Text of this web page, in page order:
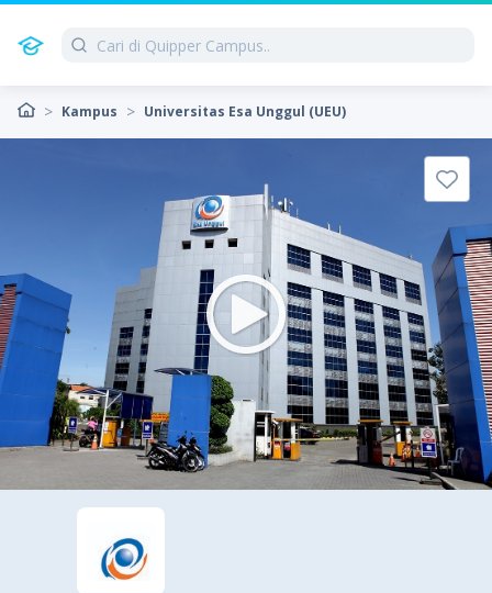
Kampus Universitas Esa Unggul (UEU)